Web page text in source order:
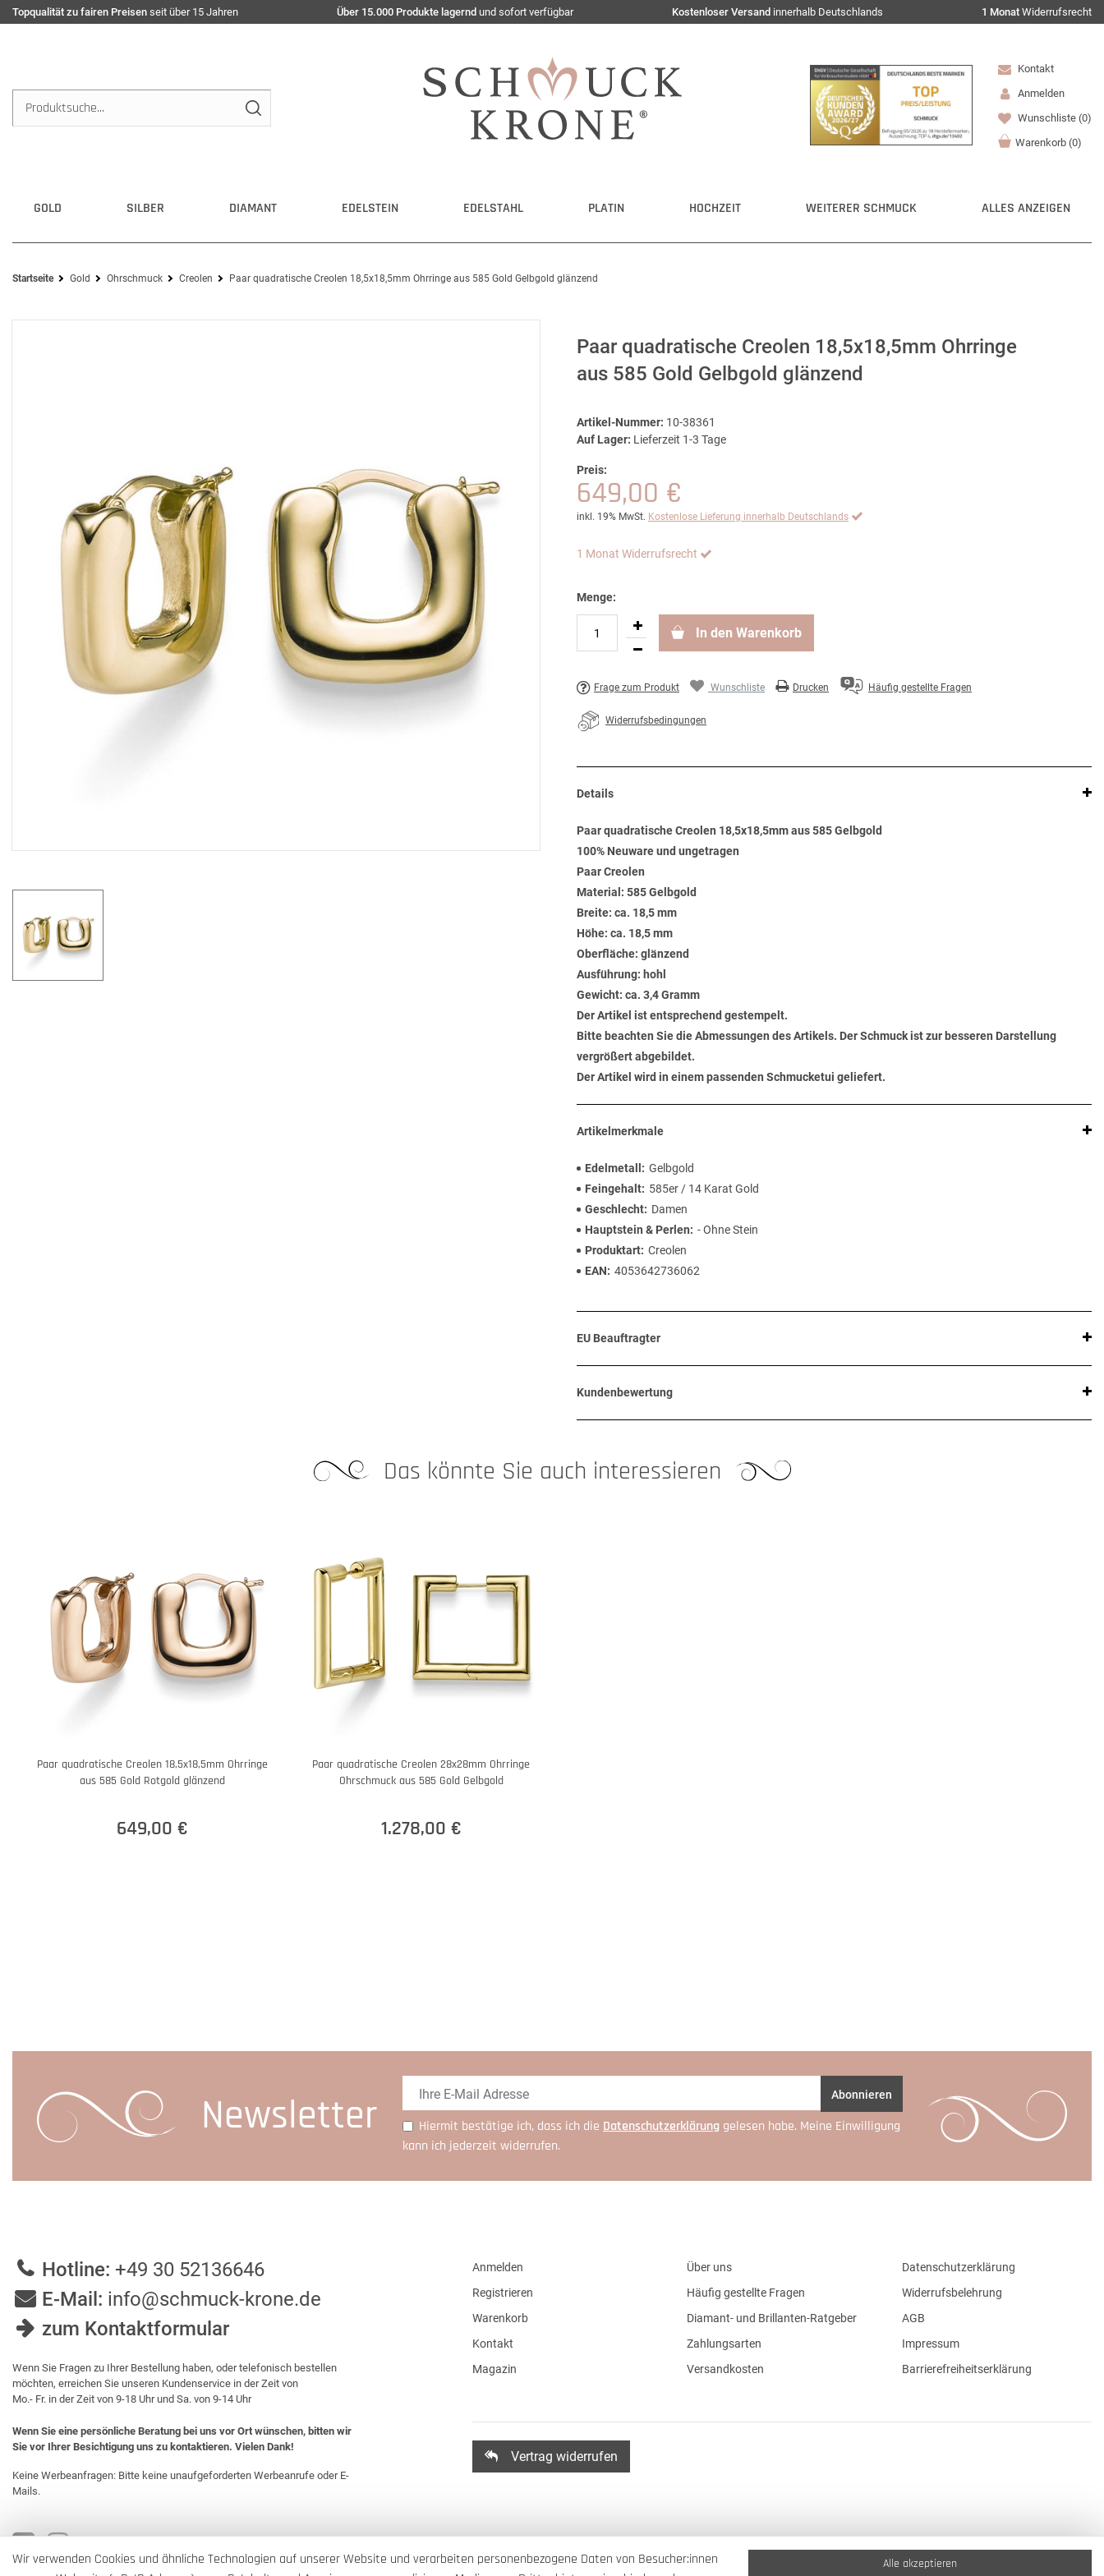
Topqualität zu fairen Preisen seit über 15 Jahren Über 15.000 Produkte lagernd und sofort verfügbar Kostenloser Versand innerhalb Deutschlands 1 Monat Widerrufsrecht
Kontakt
Anmelden
Wunschliste (0)
Warenkorb (0)
GOLD SILBER DIAMANT EDELSTEIN EDELSTAHL PLATIN HOCHZEIT WEITERER SCHMUCK ALLES ANZEIGEN
Startseite Gold Ohrschmuck Creolen Paar quadratische Creolen 18,5x18,5mm Ohrringe aus 585 Gold Gelbgold glänzend
Paar quadratische Creolen 18,5x18,5mm Ohrringe
aus 585 Gold Gelbgold glänzend
Artikel-Nummer: 10-38361
Auf Lager: Lieferzeit 1-3 Tage
Preis:
649,00 €
inkl. 19% MwSt. Kostenlose Lieferung innerhalb Deutschlands
1 Monat Widerrufsrecht
Menge:
In den Warenkorb
Frage zum Produkt Wunschliste Drucken Häufig gestellte Fragen
Widerrufsbedingungen
Details
Paar quadratische Creolen 18,5x18,5mm aus 585 Gelbgold
100% Neuware und ungetragen
Paar Creolen
Material: 585 Gelbgold
Breite: ca. 18,5 mm
Höhe: ca. 18,5 mm
Oberfläche: glänzend
Ausführung: hohl
Gewicht: ca. 3,4 Gramm
Der Artikel ist entsprechend gestempelt.
Bitte beachten Sie die Abmessungen des Artikels. Der Schmuck ist zur besseren Darstellung
vergrößert abgebildet.
Der Artikel wird in einem passenden Schmucketui geliefert.
Artikelmerkmale
Edelmetall
Gelbgold
Feingehalt
585er / 14 Karat Gold
Geschlecht
Damen
Hauptstein & Perlen
- Ohne Stein
Produktart Creolen
EAN
4053642736062
EU Beauftragter
Kundenbewertung
Das könnte Sie auch interessieren
Paar quadratische Creolen 18,5x18,5mm Ohrringe
aus 585 Gold Rotgold glänzend
649,00 €
Paar quadratische Creolen 28x28mm Ohrringe
Ohrschmuck aus 585 Gold Gelbgold
1.278,00 €
Newsletter Abonnieren
Hiermit bestätige ich, dass ich die Daten­schutz­erklärung gelesen habe. Meine Einwilligung
kann ich jederzeit widerrufen.
Hotline: +49 30 52136646
E-Mail: info@schmuck-krone.de
zum Kontaktformular
Wenn Sie Fragen zu Ihrer Bestellung haben, oder telefonisch bestellen
möchten, erreichen Sie unseren Kundenservice in der Zeit von
Mo.- Fr. in der Zeit von 9-18 Uhr und Sa. von 9-14 Uhr
Wenn Sie eine persönliche Beratung bei uns vor Ort wünschen, bitten wir
Sie vor Ihrer Besichtigung uns zu kontaktieren. Vielen Dank!
Keine Werbeanfragen: Bitte keine unaufgeforderten Werbeanrufe oder E-
Mails.
Anmelden
Registrieren
Warenkorb
Kontakt
Magazin
Über uns
Häufig gestellte Fragen
Diamant- und Brillanten-Ratgeber
Zahlungsarten
Versandkosten
Datenschutzerklärung
Widerrufsbelehrung
AGB
Impressum
Barrierefreiheitserklärung
Vertrag widerrufen
Wir verwenden Cookies und ähnliche Technologien auf unserer Website und verarbeiten personenbezogene Daten von Besucher:innen
Alle akzeptieren